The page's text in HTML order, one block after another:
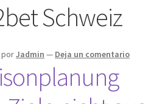
Schweiz
porJadmin — Deja un comentario